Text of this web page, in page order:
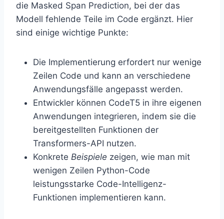
die Masked Span Prediction, bei der das
Modell fehlende Teile im Code ergänzt. Hier
sind einige wichtige Punkte:
Die Implementierung erfordert nur wenige
Zeilen Code und kann an verschiedene
Anwendungsfälle angepasst werden.
Entwickler können CodeT5 in ihre eigenen
Anwendungen integrieren, indem sie die
bereitgestellten Funktionen der
Transformers-API nutzen.
Konkrete Beispiele zeigen, wie man mit
wenigen Zeilen Python-Code
leistungsstarke Code-Intelligenz-
Funktionen implementieren kann.